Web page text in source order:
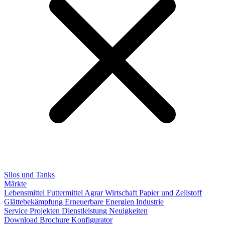
Silos und Tanks
Märkte
Lebensmittel Futtermittel Agrar Wirtschaft Papier und Zellstoff
Glättebekämpfung Erneuerbare Energien Industrie
Service Projekten Dienstleistung Neuigkeiten
Download Brochure Konfigurator